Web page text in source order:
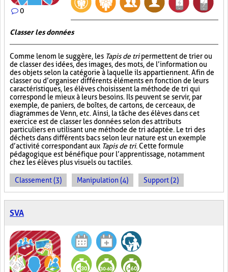
0
Classer les données
Comme le nom le suggère, les Tapis de tripermettent de trier ou
de classer des idées, des images, des mots, de l’information ou
des objets selon la catégorie à laquelle ils appartiennent. Afin de
classer ou d’organiser différents éléments en fonction de leurs
caractéristiques, les élèves choisissent la méthode de tri qui
correspond le mieux à leurs besoins. Ils peuvent se servir, par
exemple, de paniers, de boîtes, de cartons, de cerceaux, de
diagrammes de Venn, etc. Ainsi, la tâche des élèves dans cet
exercice est de classer les données selon des attributs
particuliers en utilisant une méthode de tri adaptée. Le tri des
déchets dans différents bacs selon leur nature est un exemple
d’activité correspondant aux Tapis de tri. Cette formule
pédagogique est bénéfique pour l’apprentissage, notamment
chez les élèves plus visuels ou tactiles.
Classement (3) Manipulation (4) Support (2)
SVA